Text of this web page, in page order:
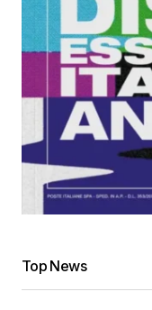
Top News